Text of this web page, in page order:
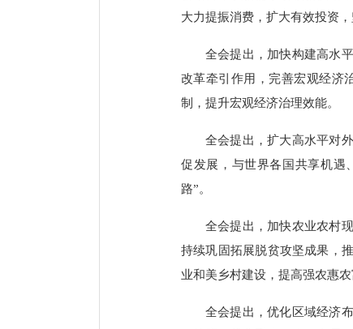
大力提振消费，扩大有效投资
全会提出，加快构建高水
改革牵引作用，完善宏观经济
制，提升宏观经济治理效能。
全会提出，扩大高水平对
促发展，与世界各国共享机遇
路”。
全会提出，加快农业农村
持续巩固拓展脱贫攻坚成果，
业和美乡村建设，提高强农惠农
全会提出，优化区域经济